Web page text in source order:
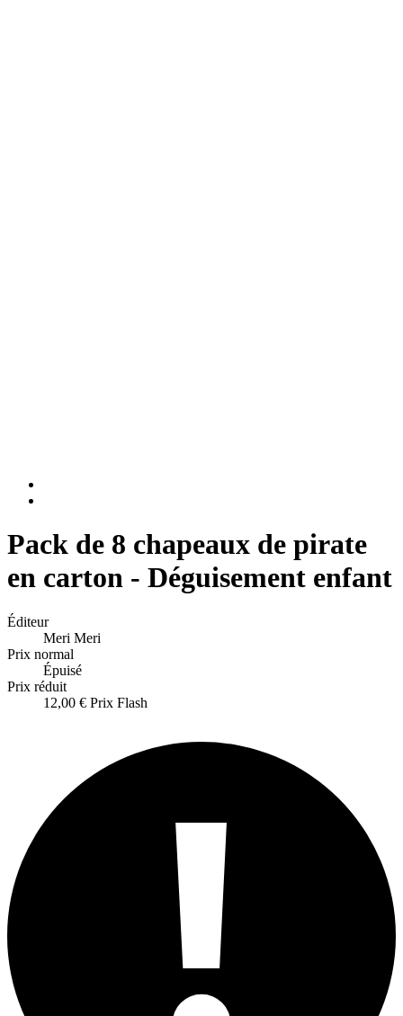
Pack de 8 chapeaux de pirate
en carton - Déguisement enfant
Éditeur
Meri Meri
Prix normal
Épuisé
Prix réduit
12,00 € Prix Flash